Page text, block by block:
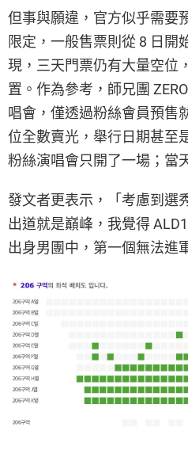
但事與願違，官方似乎需要
限定，一般售票則從 8 日開
現，三天門票仍有大量空位
置。作為參考，師兄團
唱會，僅透過粉絲會員預售
位全數賣光，舉行日期甚至
粉絲演唱會只開了一場；當
發文者更表示，「考慮到選
出道就是巔峰，我覺得
出身男團中，第一個無法進